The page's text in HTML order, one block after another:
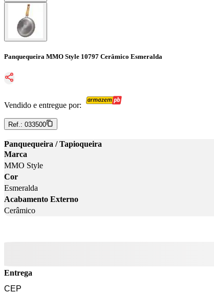
Panquequeira MMO Style 10797 Cerâmico Esmeralda
Vendido e entregue por:
Ref.: 033500
Panquequeira / Tapioqueira
Marca
MMO Style
Cor
Esmeralda
Acabamento Externo
Cerâmico
Entrega